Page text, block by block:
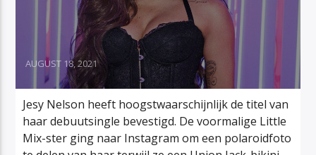
AUGUST 18, 2021
Jesy Nelson heeft hoogstwaarschijnlijk de titel van
haar debuutsingle bevestigd. De voormalige Little
Mix-ster ging naar Instagram om een polaroidfoto